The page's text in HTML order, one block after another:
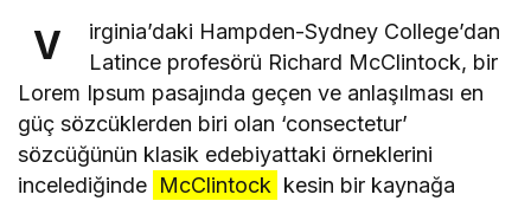
V
irginia’daki Hampden-Sydney College’dan
Latince profesörü Richard McClintock, bir
Lorem Ipsum pasajında geçen ve anlaşılması en
güç sözcüklerden biri olan ‘consectetur’
sözcüğünün klasik edebiyattaki örneklerini
incelediğinde McClintock kesin bir kaynağa